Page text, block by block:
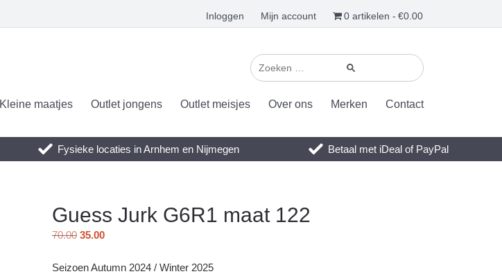
Inloggen Mijn account 0 artikelen €0.00
Kleine maatjes Outlet jongens Outlet meisjes Over ons Merken Contact
Fysieke locaties in Arnhem en Nijmegen Betaal met iDeal of PayPal
Guess Jurk G6R1 maat 122
70.00 35.00
Seizoen Autumn 2024 / Winter 2025